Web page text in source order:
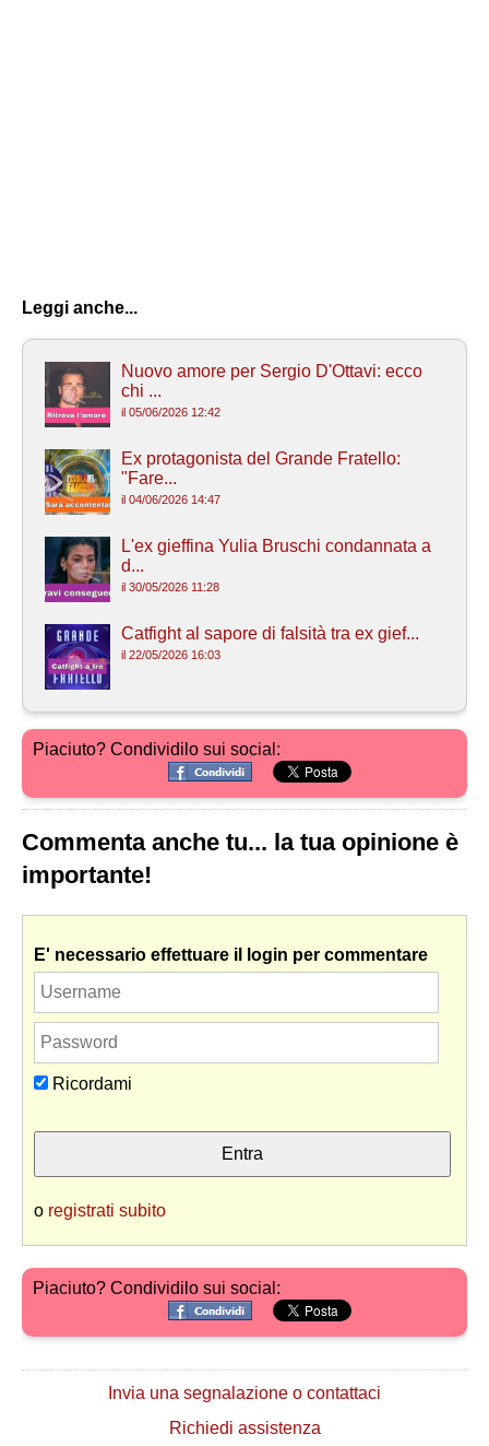
Leggi anche...
Nuovo amore per Sergio D'Ottavi: ecco
chi ...
il 05/06/2026 12:42
Ex protagonista del Grande Fratello:
"Fare...
il 04/06/2026 14:47
L'ex gieffina Yulia Bruschi condannata a
d...
il 30/05/2026 11:28
Catfight al sapore di falsità tra ex gief...
il 22/05/2026 16:03
Piaciuto? Condividilo sui social:
Commenta anche tu... la tua opinione è
importante!
E' necessario effettuare il login per commentare
Ricordami
o registrati subito
Piaciuto? Condividilo sui social:
Invia una segnalazione o contattaci
Richiedi assistenza